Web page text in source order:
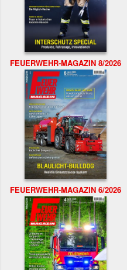
FEUERWEHR-MAGAZIN 8/2026
FEUERWEHR-MAGAZIN 6/2026